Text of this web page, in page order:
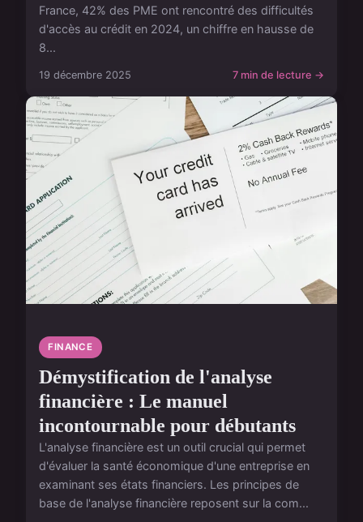
France, 42% des PME ont rencontré des difficultés
d'accès au crédit en 2024, un chiffre en hausse de
8...
19 décembre 2025 7 min de lecture →
FINANCE
Démystification de l'analyse
financière : Le manuel
incontournable pour débutants
L'analyse financière est un outil crucial qui permet
d'évaluer la santé économique d'une entreprise en
examinant ses états financiers. Les principes de
base de l'analyse financière reposent sur la com...